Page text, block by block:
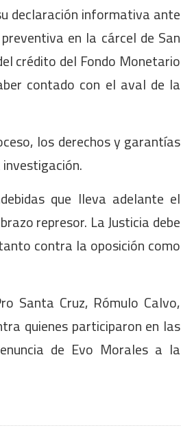
declaración informativa ante
en la cárcel de San
crédito del Fondo Monetario
contado con el aval de la
los derechos y garantías
que lleva adelante el
represor. La Justicia debe
contra la oposición como
Santa Cruz, Rómulo Calvo,
quienes participaron en las
de Evo Morales a la